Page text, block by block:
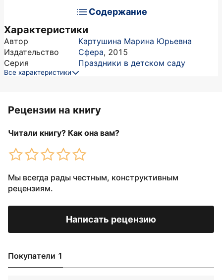
Содержание
Характеристики
Автор
Картушина Марина Юрьевна
Издательство
Сфера, 2015
Серия
Праздники в детском саду
Все характеристики
Рецензии на книгу
Читали книгу? Как она вам?
Мы всегда рады честным, конструктивным
рецензиям.
Написать рецензию
Покупатели 1